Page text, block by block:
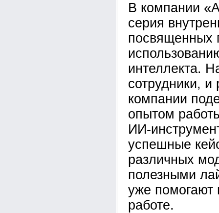
В компании
серия
посвященных
интеллекта.
сотрудники, и
компании
опытом
ИИ-
успешные
различных
полезными
уже помогают
работе.